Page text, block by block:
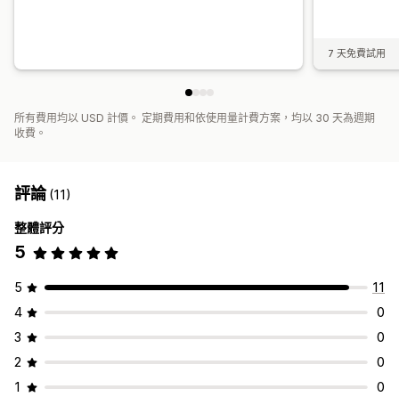
7 天免費試用
所有費用均以 USD 計價。 定期費用和依使用量計費方案，均以 30 天為週期
收費。
評論(11)
整體評分
5
5
11
4
0
3
0
2
0
1
0